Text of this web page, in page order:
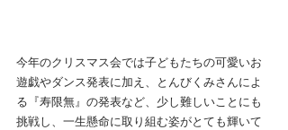
今年のクリスマス会では子どもたちの可愛いお
遊戯やダンス発表に加え、とんびくみさんによ
る『寿限無』の発表など、少し難しいことにも
挑戦し、一生懸命に取り組む姿がとても輝いて